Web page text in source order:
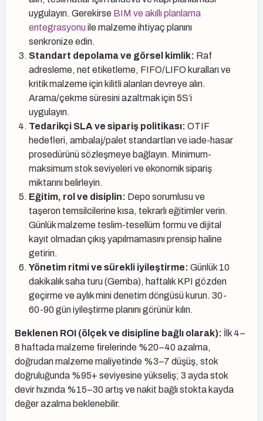
uygulayın. Gerekirse BIM ve akıllı planlama
entegrasyonuile malzeme ihtiyaç planını
senkronize edin.
Standart depolama ve görsel kimlik: Raf
adresleme, net etiketleme, FIFO/LIFO kuralları ve
kritik malzeme için kilitli alanları devreye alın.
Arama/çekme süresini azaltmak için 5S’i
uygulayın.
Tedarikçi SLA ve sipariş politikası: OTIF
hedefleri, ambalaj/palet standartları ve iade-hasar
prosedürünü sözleşmeye bağlayın. Minimum-
maksimum stok seviyeleri ve ekonomik sipariş
miktarını belirleyin.
Eğitim, rol ve disiplin: Depo sorumlusu ve
taşeron temsilcilerine kısa, tekrarlı eğitimler verin.
Günlük malzeme teslim-tesellüm formu ve dijital
kayıt olmadan çıkış yapılmamasını prensip haline
getirin.
Yönetim ritmi ve sürekli iyileştirme: Günlük 10
dakikalık saha turu (Gemba), haftalık KPI gözden
geçirme ve aylık mini denetim döngüsü kurun. 30-
60-90 gün iyileştirme planını görünür kılın.
Beklenen ROI (ölçek ve disipline bağlı olarak): İlk 4–
8 haftada malzeme firelerinde %20–40 azalma,
doğrudan malzeme maliyetinde %3–7 düşüş, stok
doğruluğunda %95+ seviyesine yükseliş; 3 ayda stok
devir hızında %15–30 artış ve nakit bağlı stokta kayda
değer azalma beklenebilir.